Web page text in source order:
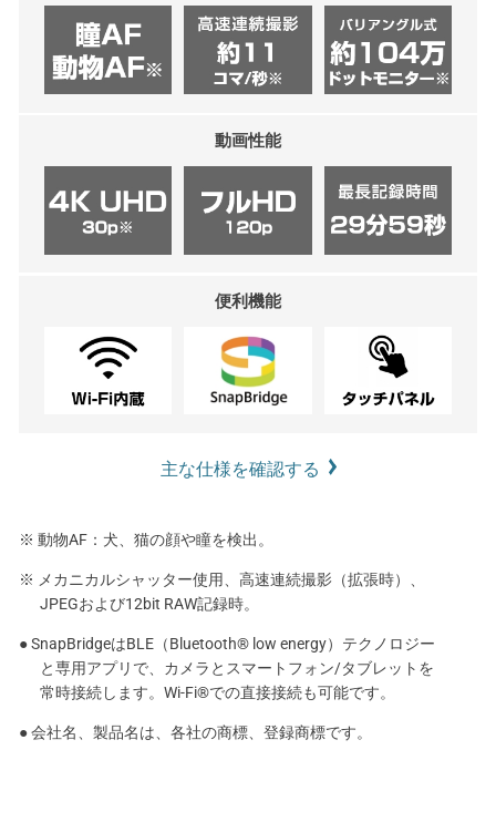
動画性能
便利機能
主な仕様を確認する
※ 動物AF：犬、猫の顔や瞳を検出。
※ メカニカルシャッター使用、高速連続撮影（拡張時）、
JPEGおよび12bit RAW記録時。
● SnapBridgeはBLE（Bluetooth® low energy）テクノロジー
と専用アプリで、カメラとスマートフォン/タブレットを
常時接続します。Wi-Fi®での直接接続も可能です。
● 会社名、製品名は、各社の商標、登録商標です。